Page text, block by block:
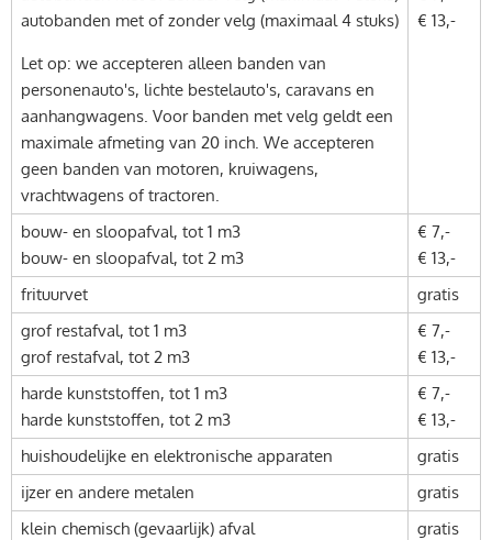
autobanden met of zonder velg (maximaal 4 stuks)
Let op: we accepteren alleen banden van
personenauto's, lichte bestelauto's, caravans en
aanhangwagens. Voor banden met velg geldt een
maximale afmeting van 20 inch. We accepteren
geen banden van motoren, kruiwagens,
vrachtwagens of tractoren.
€ 13,-
bouw- en sloopafval, tot 1 m3
bouw- en sloopafval, tot 2 m3
€ 7,-
€ 13,-
frituurvet
gratis
grof restafval, tot 1 m3
grof restafval, tot 2 m3
€ 7,-
€ 13,-
harde kunststoffen, tot 1 m3
harde kunststoffen, tot 2 m3
€ 7,-
€ 13,-
huishoudelijke en elektronische apparaten
gratis
ijzer en andere metalen
gratis
klein chemisch (gevaarlijk) afval
gratis